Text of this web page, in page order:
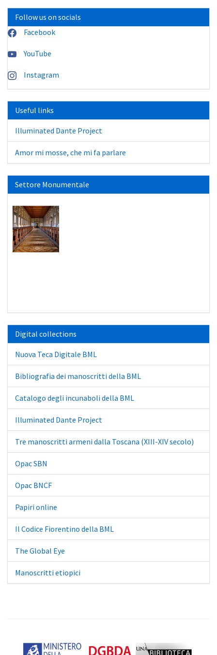
Follow us on socials
Facebook
YouTube
Instagram
Useful links
Illuminated Dante Project
Amor mi mosse, che mi fa parlare
Settore Monumentale
Digital collections
Nuova Teca Digitale BML
Bibliografia dei manoscritti della BML
Catalogo degli incunaboli della BML
Illuminated Dante Project
Tre manoscritti armeni dalla Toscana (XIII-XIV secolo)
Opac SBN
Opac BNCF
Papiri online
Il Codice Fiorentino della BML
The Global Eye
Manoscritti etiopici